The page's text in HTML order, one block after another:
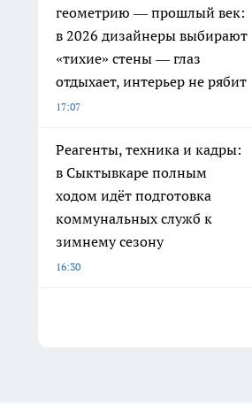
геометрию — прошлый век:
в 2026 дизайнеры выбирают
«тихие» стены — глаз
отдыхает, интерьер не рябит
17:07
Реагенты, техника и кадры:
в Сыктывкаре полным
ходом идёт подготовка
коммунальных служб к
зимнему сезону
16:30